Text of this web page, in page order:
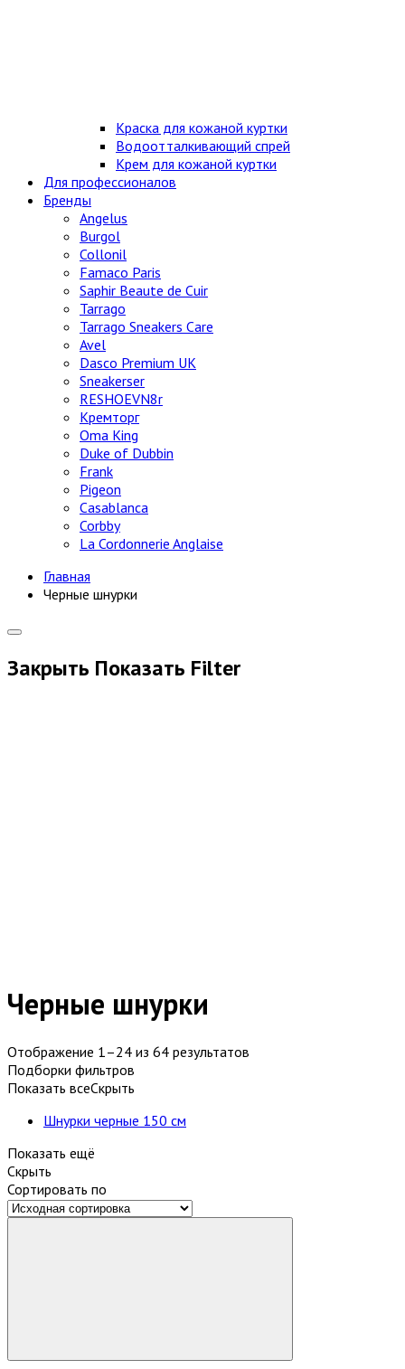
Краска для кожаной куртки
Водоотталкивающий спрей
Крем для кожаной куртки
Для профессионалов
Бренды
Angelus
Burgol
Collonil
Famaco Paris
Saphir Beaute de Cuir
Tarrago
Tarrago Sneakers Care
Avel
Dasco Premium UK
Sneakerser
RESHOEVN8r
Кремторг
Oma King
Duke of Dubbin
Frank
Pigeon
Casablanca
Corbby
La Cordonnerie Anglaise
Главная
Черные шнурки
Закрыть Показать Filter
Черные шнурки
Отображение 1–24 из 64 результатов
Подборки фильтров
Показать всеСкрыть
Шнурки черные 150 см
Показать ещё
Скрыть
Сортировать по